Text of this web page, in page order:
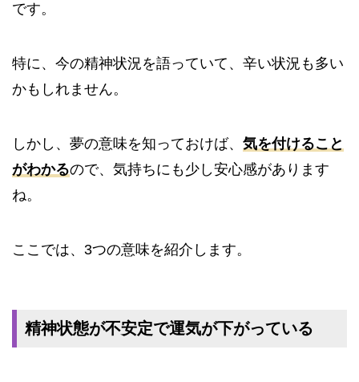
です。
特に、今の精神状況を語っていて、辛い状況も多い
かもしれません。
しかし、夢の意味を知っておけば、 気を付けること
がわかるので、気持ちにも少し安心感があります
ね。
ここでは、3つの意味を紹介します。
精神状態が不安定で運気が下がっている